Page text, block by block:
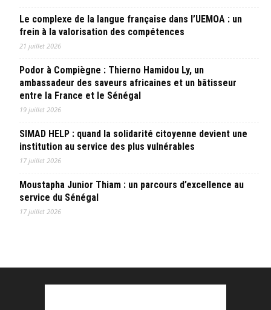
Le complexe de la langue française dans l’UEMOA : un
frein à la valorisation des compétences
21 juillet 2026
Podor à Compiègne : Thierno Hamidou Ly, un
ambassadeur des saveurs africaines et un bâtisseur
entre la France et le Sénégal
19 juillet 2026
SIMAD HELP : quand la solidarité citoyenne devient une
institution au service des plus vulnérables
17 juillet 2026
Moustapha Junior Thiam : un parcours d’excellence au
service du Sénégal
17 juillet 2026